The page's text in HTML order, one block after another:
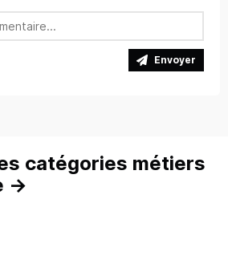
Envoyer
catégories métiers
→